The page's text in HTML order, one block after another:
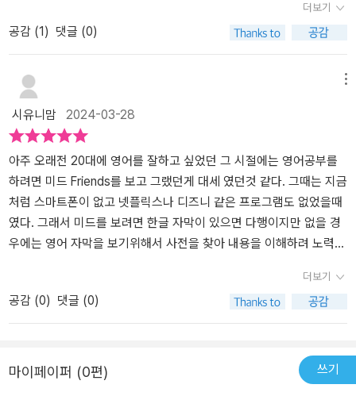
초급에서 단어의 수가 중요하지만 올라갈수록 단어를 적재적소에 쓰
는 능력이 중요하다고 강조한다. 이 책을 만남을 통해 막연히 다독하
며 키워지는 영어의 배움을 좀 더 정교하게 하는 데 도움이 되고 대간
훑어본 단어들에 생소하고 우리가 한국말의 풍부하게 사용하기 위해
여러 질감의 단어를 사용하듯이 영어에서 그런 질감의 단어들을 많이
만나고 배우고 익혀야 하는 마중물 같은 책이다.​이 책은 촘촘하지 않
다. 심플함이 매력이다. 솔직히 학습서가 빽빽하면 또 그 나름대로 배
울 것이 많지만 개인적으로 좀 여백의 공간이 있으면 한 단어들에 좀
공을 들이라는 저자의 생각이 반영된 듯하다.​ 공부하면서도 다음 단
어면 무엇인지 궁금하게 만드는 묘함이 있었다. ​Chapter 1 사람Cha
pter 2 일상생활Chapter 3 사회생활Chapter 4 동사구Chpater 5
관용어구​한 페이지를 반으로 나누어서 한편에 2-3개 단어의 어원의
장이 되어 있다.​개인적으로 이 책에서 아쉬운 부분은 단어가 난이도
가 있어 발음이 쉽지 않았다. 물론 큐알코드를 제공하지만 발음기호,
강세 기호가 없어서 일일 사전을 찾아보는 불편함이 있었다. 큐알 코
도움이 되기는 했지만 새로운 단어를 배우는데도 정확하게 그 발음을
많이 익혀나가야 했다​사람 in 시리즈를 계속 듣다 보니 음원이 조금
생활 속에서 사용해야 할 빈도가 높은 어휘들을 정리하였습니다. 일
상생활에서 많이 언급이 되는 분야의 대표 어휘들 및 예문들까지 포
함되어 이해하기 쉽게 구성되어 있습니다. 이 책에 나오는 모든 예문
을 공략한다면 영어회화에 자신감을 가질 수 있다고 생각합니다. 주
요 목차는 사람, 일상생활, 사회생활 분야에서 난이도가 있는 어휘에
대해 소개를 하였고, 특히 일상 영어회화에서 중요한 동사구도 유용
한 예문 및 삽화를 통해 이해를 더하고 있습니다. 동사구가 익숙하면
영어회화를 좀 더 쉽게 다가갈 수 있다고 들었습니다. 여기서 나온 동
사구들을 기본으로 좀 더 많은 글을 통해 학습한다면 영어회화 실력
에 시너지가 있을 것으로 생각합니다. 관용표현도 마지막 챕터에 포
함되어 있는데, 이 부분은 특히 배경과 예문 중심으로 익히면 좋을 것
같습니다. 개인적으로 관용 표현은 제일 마지막에 학습하면 좋을 것
어들'을 보면 Floored.. Flustered … Befuddled.. 등 생소한 단어들
이 언급되어 있습니다. 초급에서 중급으로 가기 위해 알아야 할 단어
들이라고 하니 영어 공부는 지속적으로 어휘/표현 학습하고 예문과
mind 됩니다. '어휘에는 동의어가 존재하지 않는다. 특정 상황을 정확
히 설명할 수 있는 어휘는 하나뿐이다.'라고 저자는 설명하는 데 이를
더보기
공감 (1 ) 댓글 (0)
시유니맘 2024-03-28
아주 오래전 20대에 영어를 잘하고 싶었던 그 시절에는 영어공부를
하려면 미드 Friends를 보고 그랬던게 대세 였던것 같다. 그때는 지금
처럼 스마트폰이 없고 넷플릭스나 디즈니 같은 프로그램도 없었을때
였다. 그래서 미드를 보려면 한글 자막이 있으면 다행이지만 없을 경
우에는 영어 자막을 보기위해서 사전을 찾아 내용을 이해하려 노력했
트를 이해 못하면서 '뭐가 웃긴거지?' 라고 생각했었다. 이제 세상이
바뀌어서 넷플릭스만 켜면 영자막 한글자막을 볼수 있는시대가 되었
다. 그래서 Friends를 한글자막을보고 다시 보게 되었는데도 웃음포
이해가 필요한 부분도 있었겠지만 단어가 내포하고있는 의미를 정확
히 몰라서 문맥을 잘 이해하지 못한다는 생각이 들었다. 고등학교까
더보기
공감 (0) 댓글 (0)
마이페이퍼 (0편) 쓰기